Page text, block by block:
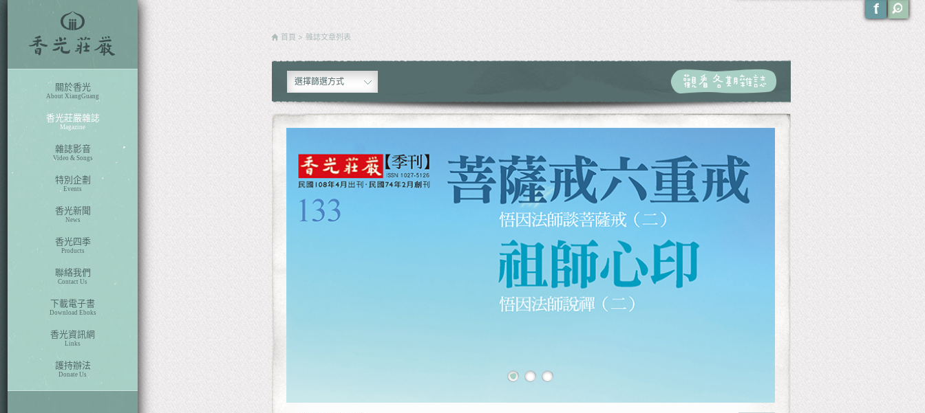
關於香光
About XiangGuang
香光莊嚴雜誌
Magazine
雜誌影音
Video & Songs
特別企劃
Events
香光新聞
News
香光四季
Products
聯絡我們
Contact Us
下載電子書
Download Eboks
香光資訊網
Links
護持辦法
Donate Us
首頁 雜誌文章列表
選擇篩選方式